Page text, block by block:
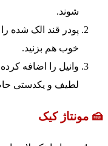
شوند.
پودر قند الک شده
خوب هم بزنید.
وانیل را اضافه
لطیف و یکدستی
🍰 مونتاژ کیک